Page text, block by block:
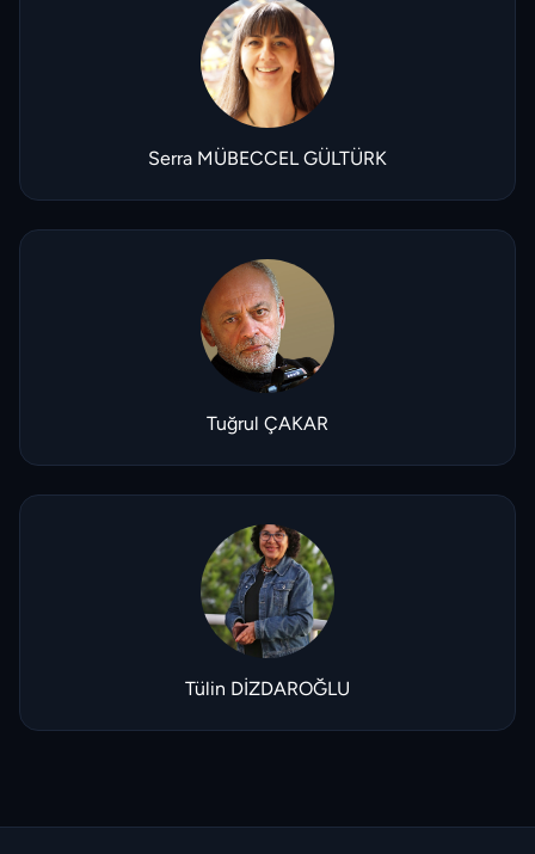
Serra MÜBECCEL GÜLTÜRK
Tuğrul ÇAKAR
Tülin DİZDAROĞLU